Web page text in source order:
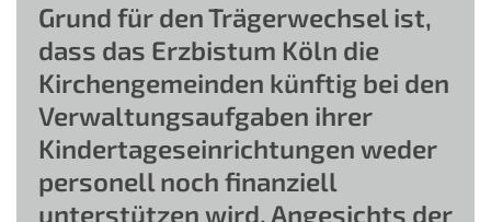
Grund für den Trägerwechsel ist,
dass das Erzbistum Köln die
Kirchengemeinden künftig bei den
Verwaltungsaufgaben ihrer
Kindertageseinrichtungen weder
personell noch finanziell
unterstützen wird. Angesichts der